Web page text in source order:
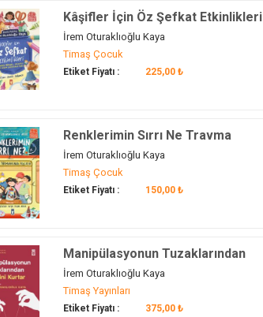
Kâşifler İçin Öz Şefkat Etkinlikleri
İrem Oturaklıoğlu Kaya
Timaş Çocuk
Etiket Fiyatı : 225,00 ₺
Renklerimin Sırrı Ne Travma
Tramvayında Yolculuk
İrem Oturaklıoğlu Kaya
Timaş Çocuk
Etiket Fiyatı : 150,00 ₺
Manipülasyonun Tuzaklarından
Kendini Kurtar
İrem Oturaklıoğlu Kaya
Timaş Yayınları
Etiket Fiyatı : 375,00 ₺